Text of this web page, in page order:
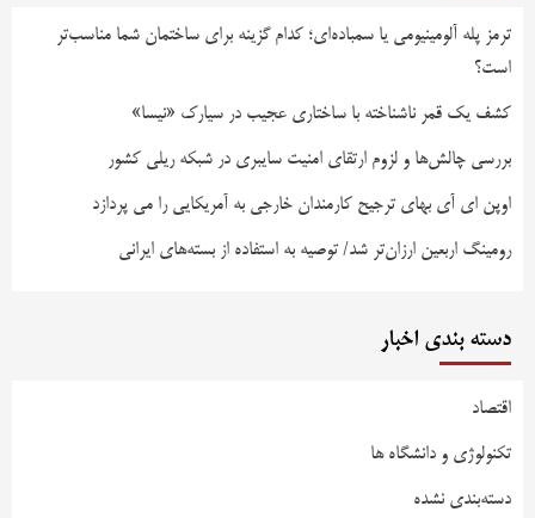
ترمز پله آلومینیومی یا سمباده‌ای؛ کدام گزینه برای ساختمان شما مناسب‌تر
است؟
کشف یک قمر ناشناخته با ساختاری عجیب در سیارک «نیسا»
بررسی چالش‌ها و لزوم ارتقای امنیت سایبری در شبکه ریلی کشور
اوپن ای آی بهای ترجیح کارمندان خارجی به آمریکایی را می پردازد
رومینگ اربعین ارزان‌تر شد/ توصیه به استفاده از بسته‌های ایرانی
دسته بندی اخبار
اقتصاد
تکنولوژی و دانشگاه ها
دسته‌بندی نشده